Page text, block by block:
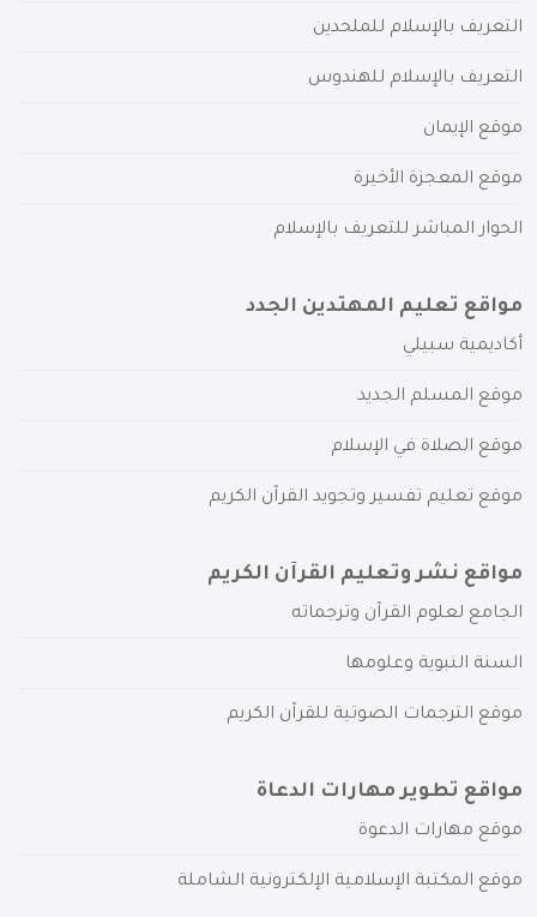
التعريف بالإسلام للملحدين
التعريف بالإسلام للهندوس
موقع الإيمان
موقع المعجزة الأخيرة
الحوار المباشر للتعريف بالإسلام
مواقع تعليم المهتدين الجدد
أكاديمية سبيلي
موقع المسلم الجديد
موقع الصلاة في الإسلام
موقع تعليم تفسير وتجويد القرآن الكريم
مواقع نشر وتعليم القرآن الكريم
الجامع لعلوم القرآن وترجماته
السنة النبوية وعلومها
موقع الترجمات الصوتية للقرآن الكريم
مواقع تطوير مهارات الدعاة
موقع مهارات الدعوة
موقع المكتبة الإسلامية الإلكترونية الشاملة